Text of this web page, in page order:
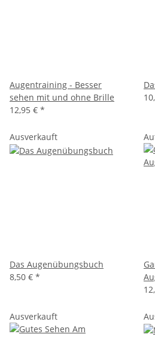
Augentraining - Besser
sehen mit und ohne Brille
12,95 € *
Ausverkauft
Das Augenübungsbuch
8,50 € *
Ausverkauft